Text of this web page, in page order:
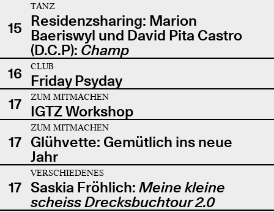
15
TANZ
Residenzsharing: Marion
Baeriswyl und David Pita Castro
(D.C.P): Champ
16
CLUB
Friday Psyday
17
ZUM MITMACHEN
IGTZ Workshop
17
ZUM MITMACHEN
Glühvette: Gemütlich ins neue
Jahr
17
VERSCHIEDENES
Saskia Fröhlich: Meine kleine
scheiss Drecksbuchtour 2.0